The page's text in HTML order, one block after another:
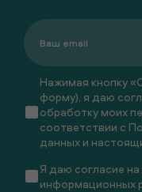
Нажимая кнопку
форму), я даю
обработку моих
соответствии с
данных и
Я даю согласие
информационных